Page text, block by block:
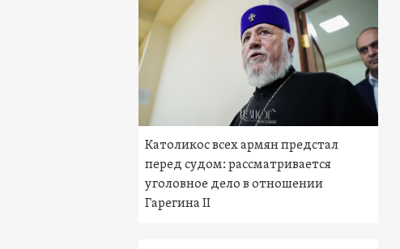
Католикос всех армян предстал
перед судом: рассматривается
уголовное дело в отношении
Гарегина II